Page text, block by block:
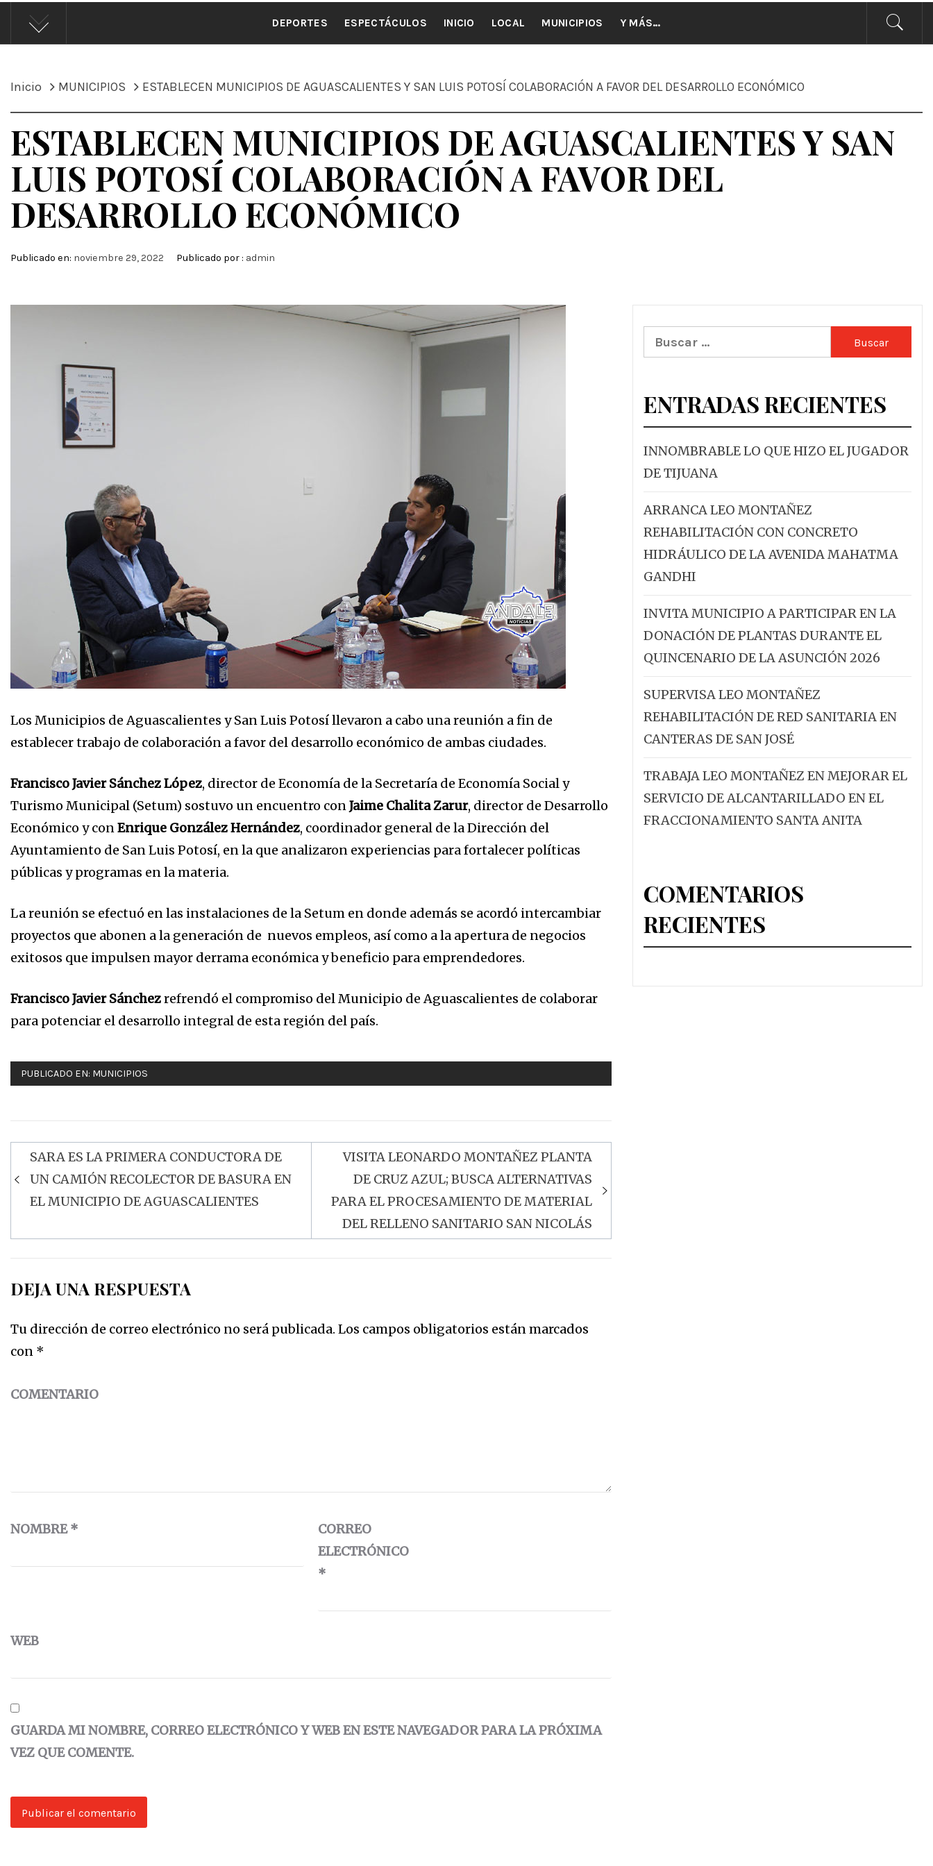
ÁNDALE NOTICIAS
DEPORTES ESPECTÁCULOS INICIO LOCAL MUNICIPIOS Y MÁS…
Inicio MUNICIPIOS ESTABLECEN MUNICIPIOS DE AGUASCALIENTES Y SAN LUIS POTOSÍ COLABORACIÓN A FAVOR DEL DESARROLLO ECONÓMICO
ESTABLECEN MUNICIPIOS DE AGUASCALIENTES Y SAN
LUIS POTOSÍ COLABORACIÓN A FAVOR DEL
DESARROLLO ECONÓMICO
Publicado en: noviembre 29, 2022 Publicado por : admin
Los Municipios de Aguascalientes y San Luis Potosí llevaron a cabo una reunión a fin de
establecer trabajo de colaboración a favor del desarrollo económico de ambas ciudades.
Francisco Javier Sánchez López, director de Economía de la Secretaría de Economía Social y
Turismo Municipal (Setum) sostuvo un encuentro conJaime Chalita Zarur, director de Desarrollo
Económico y conEnrique González Hernández, coordinador general de la Dirección del
Ayuntamiento de San Luis Potosí, en la que analizaron experiencias para fortalecer políticas
públicas y programas en la materia.
La reunión se efectuó en las instalaciones de la Setum en donde además se acordó intercambiar
proyectos que abonen a la generación de nuevos empleos, así como a la apertura de negocios
exitosos que impulsen mayor derrama económica y beneficio para emprendedores.
Francisco Javier Sánchezrefrendó el compromiso del Municipio de Aguascalientes de colaborar
para potenciar el desarrollo integral de esta región del país.
PUBLICADO EN: MUNICIPIOS
Navegación
de
entradas
SARA ES LA PRIMERA CONDUCTORA DE
UN CAMIÓN RECOLECTOR DE BASURA EN
EL MUNICIPIO DE AGUASCALIENTES
VISITA LEONARDO MONTAÑEZ PLANTA
DE CRUZ AZUL; BUSCA ALTERNATIVAS
PARA EL PROCESAMIENTO DE MATERIAL
DEL RELLENO SANITARIO SAN NICOLÁS
DEJA UNA RESPUESTA
Tu dirección de correo electrónico no será publicada. Los campos obligatorios están marcados
con *
COMENTARIO
NOMBRE*
CORREO
ELECTRÓNICO
*
WEB
GUARDA MI NOMBRE, CORREO ELECTRÓNICO Y WEB EN ESTE NAVEGADOR PARA LA PRÓXIMA
VEZ QUE COMENTE.
Buscar:
ENTRADAS RECIENTES
INNOMBRABLE LO QUE HIZO EL JUGADOR
DE TIJUANA
ARRANCA LEO MONTAÑEZ
REHABILITACIÓN CON CONCRETO
HIDRÁULICO DE LA AVENIDA MAHATMA
GANDHI
INVITA MUNICIPIO A PARTICIPAR EN LA
DONACIÓN DE PLANTAS DURANTE EL
QUINCENARIO DE LA ASUNCIÓN 2026
SUPERVISA LEO MONTAÑEZ
REHABILITACIÓN DE RED SANITARIA EN
CANTERAS DE SAN JOSÉ
TRABAJA LEO MONTAÑEZ EN MEJORAR EL
SERVICIO DE ALCANTARILLADO EN EL
FRACCIONAMIENTO SANTA ANITA
COMENTARIOS
RECIENTES